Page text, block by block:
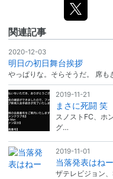
関連記事
2020-12-03
明日の初日舞台挨拶
やっぱりな。そらそうだ。 席
2019-11-21
まさに死闘 笑
スノストFC、ホ
グ…
2019-11-01
当落発表はねー
ザテレビジョン